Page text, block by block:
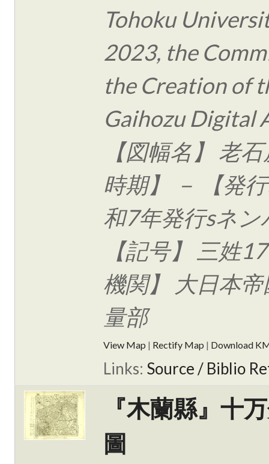
Tohoku
2023, the
the Creation of
Gaihozu Digital
【図幅名】 老
時期】 － 【発
和7年発行sネ
【記号】 三姓
機関】 大日本
量部
View Map | Rectify Map | Download
Links: Source / Biblio
『木蘭縣』十
圖